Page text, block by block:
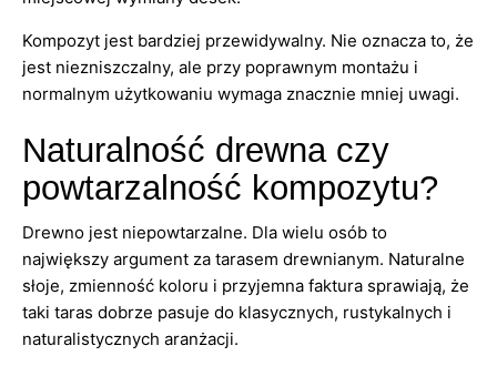
Kompozyt jest bardziej przewidywalny. Nie oznacza to, że
jest niezniszczalny, ale przy poprawnym montażu i
normalnym użytkowaniu wymaga znacznie mniej uwagi.
Naturalność drewna czy
powtarzalność kompozytu?
Drewno jest niepowtarzalne. Dla wielu osób to
największy argument za tarasem drewnianym. Naturalne
słoje, zmienność koloru i przyjemna faktura sprawiają, że
taki taras dobrze pasuje do klasycznych, rustykalnych i
naturalistycznych aranżacji.